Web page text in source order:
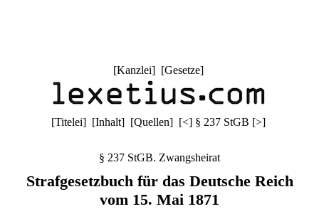
[Kanzlei] [Gesetze]
[Titelei] [Inhalt] [Quellen] [<] § 237 StGB [>]
§ 237 StGB. Zwangsheirat
Strafgesetzbuch für das Deutsche Reich
vom 15. Mai 1871